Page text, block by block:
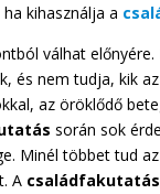
kihasználja a
válhat
és nem tudja, kik
az öröklődő
során sok
Minél többet tud
A családfakutatás